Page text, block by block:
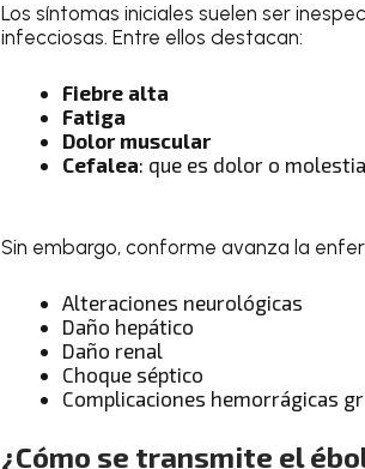
Los síntomas iniciales suelen ser
infecciosas. Entre ellos destacan:
Fiebre alta
Fatiga
Dolor muscular
Cefalea: que es dolor o
Sin embargo, conforme avanza la
Alteraciones neurológicas
Daño hepático
Daño renal
Choque séptico
Complicaciones hemorrágicas
¿Cómo se transmite el